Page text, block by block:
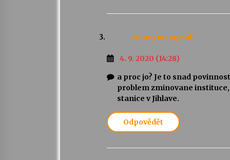
Anonym napsal:
4. 9. 2020 (14:28)
a proc jo? Je to snad
problem zminovane
stanice v Jihlave.
Odpovědět